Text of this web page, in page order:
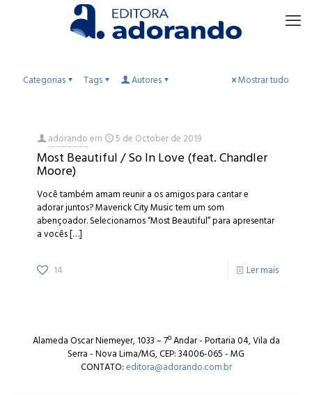
Categorias Tags Autores Mostrar tudo
adorandoem 5 de October de 2019
Most Beautiful / So In Love (feat. Chandler
Moore)
Você também amam reunir a os amigos para cantar e
adorar juntos? Maverick City Music tem um som
abençoador. Selecionamos “Most Beautiful” para apresentar
a vocês[…]
14 Ler mais
Alameda Oscar Niemeyer, 1033 – 7º Andar - Portaria 04, Vila da
Serra - Nova Lima/MG, CEP: 34006-065 - MG
CONTATO:editora@adorando.com.br